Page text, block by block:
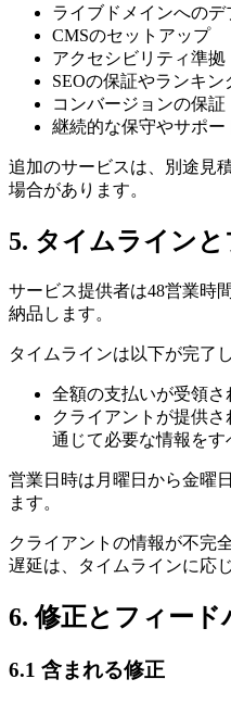
ライブドメインへのデ
CMSのセットアップ
アクセシビリティ準拠
SEOの保証やランキン
コンバージョンの保証
継続的な保守やサポー
追加のサービスは、別途見
場合があります。
5. タイムライン
サービス提供者は48営業時
納品します。
タイムラインは以下が完了
全額の支払いが受領さ
クライアントが提供
通じて必要な情報をす
営業日時は月曜日から金曜
ます。
クライアントの情報が不完
遅延は、タイムラインに応
6. 修正とフィード
6.1 含まれる修正